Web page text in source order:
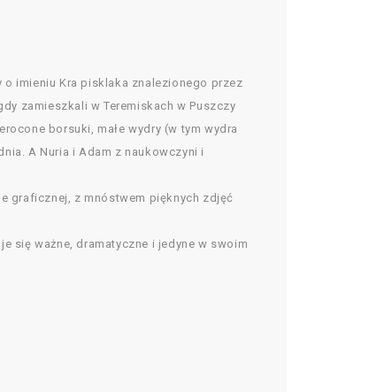
o imieniu Kra pisklaka znalezionego przez
zamieszkali w Teremiskach w Puszczy
borsuki, małe wydry (w tym wydra
A Nuria i Adam z naukowczyni i
graficznej, z mnóstwem pięknych zdjęć
się ważne, dramatyczne i jedyne w swoim